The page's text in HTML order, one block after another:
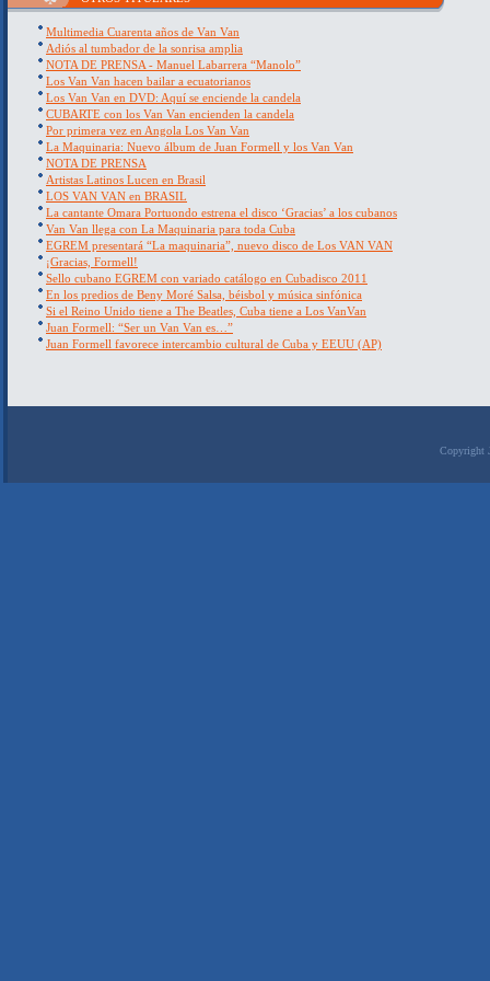
Multimedia Cuarenta años de Van Van
Adiós al tumbador de la sonrisa amplia
NOTA DE PRENSA - Manuel Labarrera “Manolo”
Los Van Van hacen bailar a ecuatorianos
Los Van Van en DVD: Aquí se enciende la candela
CUBARTE con los Van Van encienden la candela
Por primera vez en Angola Los Van Van
La Maquinaria: Nuevo álbum de Juan Formell y los Van Van
NOTA DE PRENSA
Artistas Latinos Lucen en Brasil
LOS VAN VAN en BRASIL
La cantante Omara Portuondo estrena el disco ‘Gracias’ a los cubanos
Van Van llega con La Maquinaria para toda Cuba
EGREM presentará “La maquinaria”, nuevo disco de Los VAN VAN
¡Gracias, Formell!
Sello cubano EGREM con variado catálogo en Cubadisco 2011
En los predios de Beny Moré Salsa, béisbol y música sinfónica
Si el Reino Unido tiene a The Beatles, Cuba tiene a Los VanVan
Juan Formell: “Ser un Van Van es…”
Juan Formell favorece intercambio cultural de Cuba y EEUU (AP)
Copyright